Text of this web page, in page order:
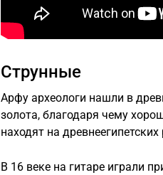
Струнные
Арфу археологи нашли в
золота, благодаря чему
находят на древнеегипетских
В 16 веке на гитаре играли